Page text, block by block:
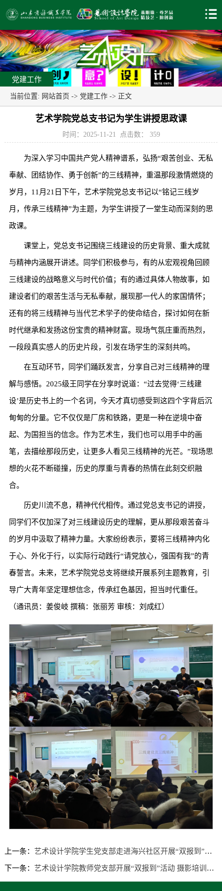
党建工作
当前位置: 网站首页 -> 党建工作 -> 正文
艺术学院党总支书记为学生讲授思政课
时间：2025-11-21 点击数： 359
为深入学习中国共产党人精神谱系，弘扬“艰苦创业、无私
奉献、团结协作、勇于创新”的三线精神，重温那段激情燃烧的
岁月，11月21日下午，艺术学院党总支书记以“铭记三线岁
月，传承三线精神”为主题，为学生讲授了一堂生动而深刻的思
政课。
课堂上，党总支书记围绕三线建设的历史背景、重大成就
与精神内涵展开讲述。同学们积极参与，有的从宏观视角回顾
三线建设的战略意义与时代价值；有的通过具体人物故事，如
建设者们的艰苦生活与无私奉献，展现那一代人的家国情怀；
还有的将三线精神与当代艺术学子的使命结合，探讨如何在新
时代继承和发扬这份宝贵的精神财富。现场气氛庄重而热烈，
一段段真实感人的历史片段，引发在场学生的深刻共鸣。
在互动环节，同学们踊跃发言，分享自己对三线精神的理
解与感悟。2025级王同学在分享时说道：“过去觉得‘三线建
设’是历史书上的一个名词，今天才真切感受到这四个字背后沉
甸甸的分量。它不仅仅是厂房和铁路，更是一种在逆境中奋
起、为国担当的信念。作为艺术生，我们也可以用手中的画
笔，去描绘那段历史，让更多人看见三线精神的光芒。”现场思
想的火花不断碰撞，历史的厚重与青春的热情在此刻交织融
合。
历史川流不息，精神代代相传。通过党总支书记的讲授，
同学们不仅加深了对三线建设历史的理解，更从那段艰苦奋斗
的岁月中汲取了精神力量。大家纷纷表示，要将三线精神内化
于心、外化于行，以实际行动践行“请党放心，强国有我”的青
春誓言。未来，艺术学院党总支将继续开展系列主题教育，引
导广大青年坚定理想信念，传承红色基因，担当时代重任。
（通讯员：姜俊岐 撰稿：张丽芳 审核：刘成红）
上一条： 艺术设计学院​学生党支部走进海兴社区开展“双报到”志愿服务活动
下一条： 艺术设计学院教师党支部开展“双报到”活动 摄影培训赋能社区社工